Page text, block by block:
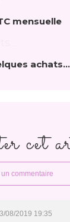
mensuelle
achats...
cet
commentaire
08/2019 19:35